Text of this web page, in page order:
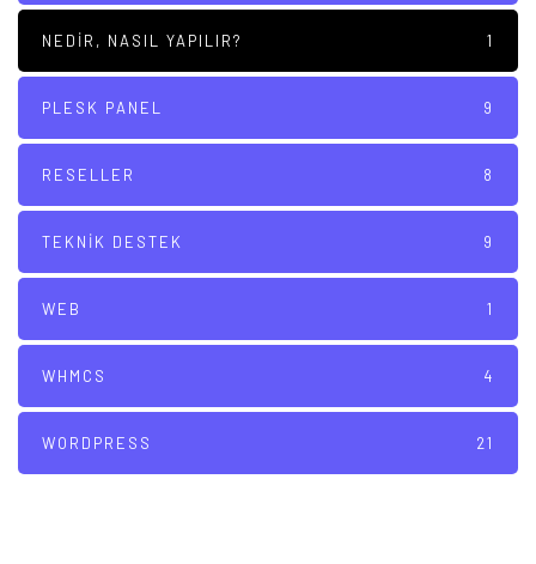
NEDIR, NASIL YAPILIR? 1
PLESK PANEL 9
RESELLER 8
TEKNIK DESTEK 9
WEB 1
WHMCS 4
WORDPRESS 21